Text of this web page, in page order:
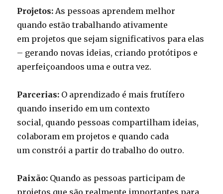
Projetos: As pessoas aprendem melhor
quando estão trabalhando ativamente
em projetos que sejam significativos para elas
– gerando novas ideias, criando protótipos e
aperfeiçoando­os uma e outra vez.
Parcerias: O aprendizado é mais frutífero
quando inserido em um contexto
social, quando pessoas compartilham ideias,
colaboram em projetos e quando cada
um constrói a partir do trabalho do outro.
Paixão: Quando as pessoas participam de